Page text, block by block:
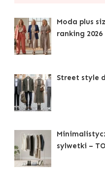
Moda plus
ranking 2026
Street style
sylwetki –